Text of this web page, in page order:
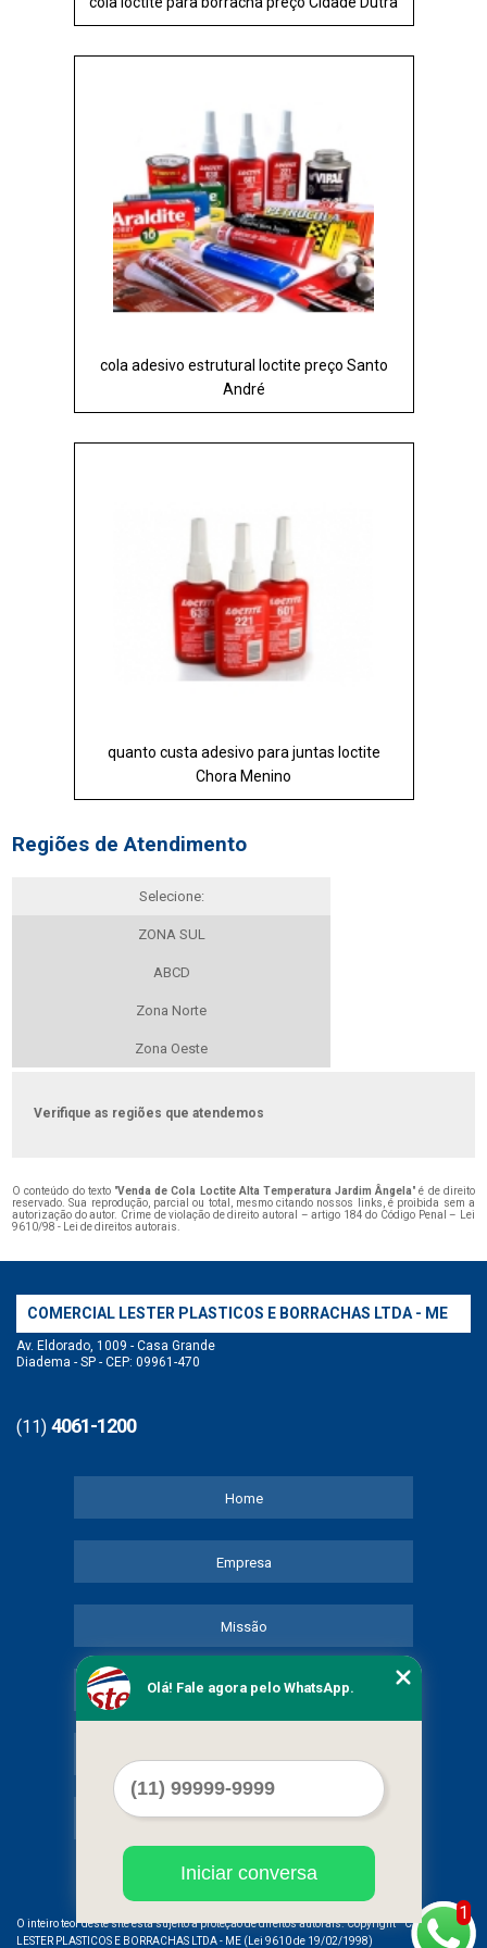
cola adesivo estrutural loctite preço Santo
André
quanto custa adesivo para juntas loctite
Chora Menino
Regiões de Atendimento
Selecione:
ZONA SUL
ABCD
Zona Norte
Zona Oeste
Verifique as regiões que atendemos
O conteúdo do texto "Venda de Cola Loctite Alta Temperatura Jardim Ângela" é de direito
reservado. Sua reprodução, parcial ou total, mesmo citando nossos links, é proibida sem a
autorização do autor. Crime de violação de direito autoral – artigo 184 do Código Penal –
Lei
9610/98 - Lei de direitos autorais
COMERCIAL LESTER PLASTICOS E BORRACHAS LTDA - ME
Av. Eldorado, 1009 - Casa Grande
Diadema - SP - CEP: 09961-470
(11) 4061-1200
Home
Empresa
Missão
Serviços
Mapa do site
O inteiro teor deste site está sujeito à proteção de direitos autorais. Copyright COMERCIAL
LESTER PLASTICOS E BORRACHAS LTDA - ME (Lei 9610 de 19/02/1998)
1
Olá! Fale agora pelo WhatsApp.
Iniciar conversa